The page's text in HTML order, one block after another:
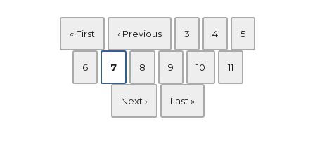
« First ‹ Previous 3 4 5
6 7 8 9 10 11
Next › Last »